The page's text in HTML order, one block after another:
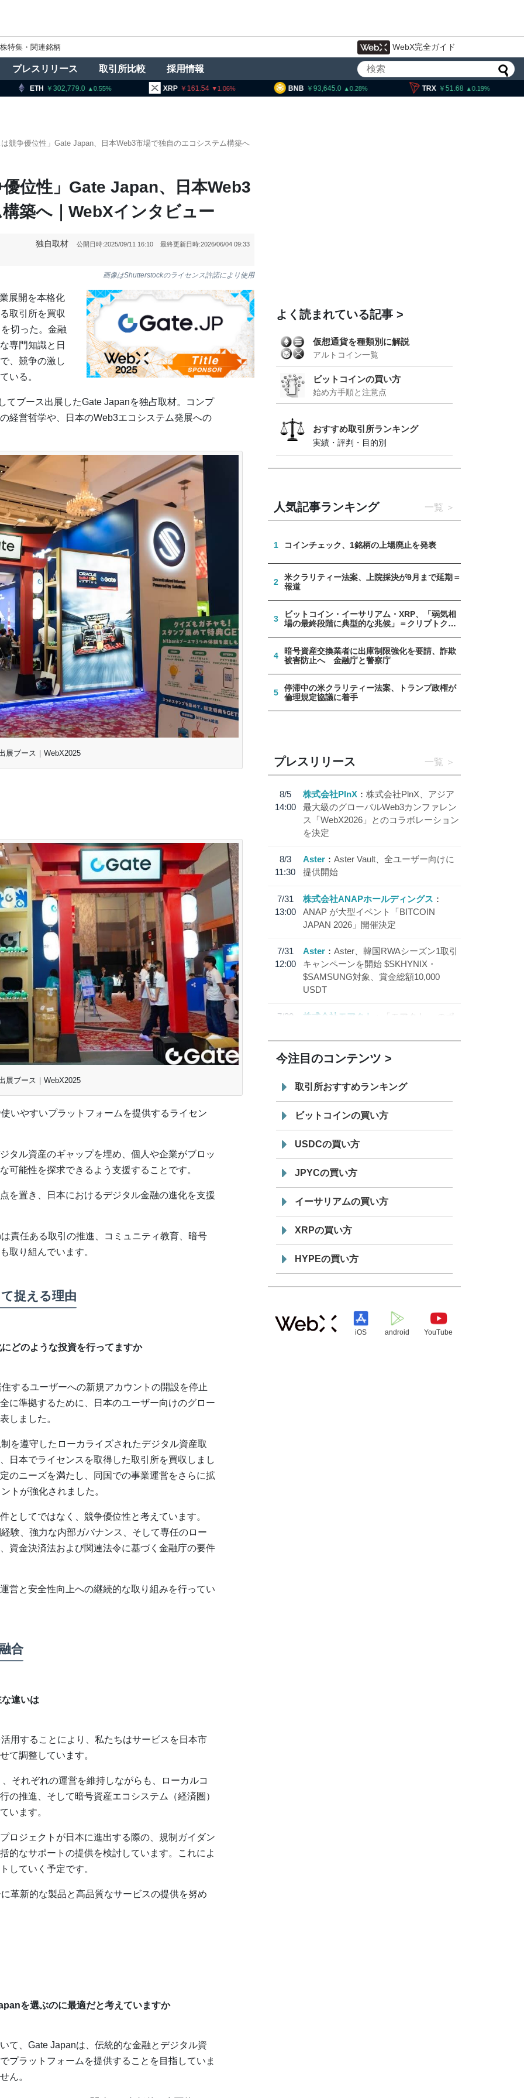
株特集・関連銘柄 WebX完全ガイド
プレスリリース 取引所比較 採用情報
0.55 XRP 1.06 BNB 93,645.0 0.28 TRX 0.19 SOL
競争優位性」Gate Japan、日本Web3市場で独自のエコシステム構築へ
位性」Gate Japan、日本Web3
築へ｜WebXインタビュー
独自取材 公開日時:2025/09/11 16:10 最終更新日時:2026/06/04 09:33
画像はShutterstockのライセンス許諾により使用
展開を本格化
取引所を買収
切った。金融
専門知識と日
、競争の激し
いる。
てブース出展したGate Japanを独占取材。コンプ
経営哲学や、日本のWeb3エコシステム発展への
展ブース｜WebX2025
展ブース｜WebX2025
いやすいプラットフォームを提供するライセン
タル資産のギャップを埋め、個人や企業がブロッ
可能性を探求できるよう支援することです。
を置き、日本におけるデジタル金融の進化を支援
責任ある取引の推進、コミュニティ教育、暗号
取り組んでいます。
捉える理由
どのような投資を行ってますか
するユーザーへの新規アカウントの開設を停止
に準拠するために、日本のユーザー向けのグロー
しました。
を遵守したローカライズされたデジタル資産取
日本でライセンスを取得した取引所を買収しまし
のニーズを満たし、同国での事業運営をさらに拡
トが強化されました。
としてではなく、競争優位性と考えています。
験、強力な内部ガバナンス、そして専任のロー
資金決済法および関連法令に基づく金融庁の要件
営と安全性向上への継続的な取り組みを行ってい
合
違いは
用することにより、私たちはサービスを日本市
て調整しています。
それぞれの運営を維持しながらも、ローカルコ
の推進、そして暗号資産エコシステム（経済圏）
います。
ロジェクトが日本に進出する際の、規制ガイダン
的なサポートの提供を検討しています。これによ
していく予定です。
革新的な製品と高品質なサービスの提供を努め
を選ぶのに最適だと考えていますか
て、Gate Japanは、伝統的な金融とデジタル資
プラットフォームを提供することを目指していま
ん。
よく読まれている記事
仮想通貨を種類別に解説
アルトコイン一覧
ビットコインの買い方
始め方手順と注意点
おすすめ取引所ランキング
実績・評判・目的別
人気記事ランキング 一覧
1 コインチェック、1銘柄の上場廃止を発表
2
米クラリティー法案、上院採決が9月まで延期＝
報道
3
ビットコイン・イーサリアム・XRP、「弱気相
場の最終段階に典型的な兆候」＝クリプトクア
4
暗号資産交換業者に出庫制限強化を要請、詐欺
被害防止へ 金融庁と警察庁
5
停滞中の米クラリティー法案、トランプ政権が
倫理規定協議に着手
プレスリリース 一覧
8/5
14:00
株式会社PlnX
株式会社PlnX、アジア
最大級のグローバルWeb3カンファレン
ス「WebX2026」とのコラボレーション
を決定
8/3
11:30
Aster
Aster Vault、全ユーザー向けに
提供開始
7/31
13:00
株式会社ANAPホールディングス
ANAP が大型イベント「BITCOIN
JAPAN 2026」開催決定
7/31
12:00
Aster
Aster、韓国RWAシーズン1取引
キャンペーンを開始 $SKHYNIX・
$SAMSUNG対象、賞金総額10,000
USDT
7/30
株式会社モアクト
「モアクト」 のポ
「 JPYC」を追加
19:30
てステーブルコイン「JPYSC」徹底解
説セミナーを開催
今注目のコンテンツ
取引所おすすめランキング
ビットコインの買い方
USDCの買い方
JPYCの買い方
イーサリアムの買い方
XRPの買い方
HYPEの買い方
iOS android YouTube